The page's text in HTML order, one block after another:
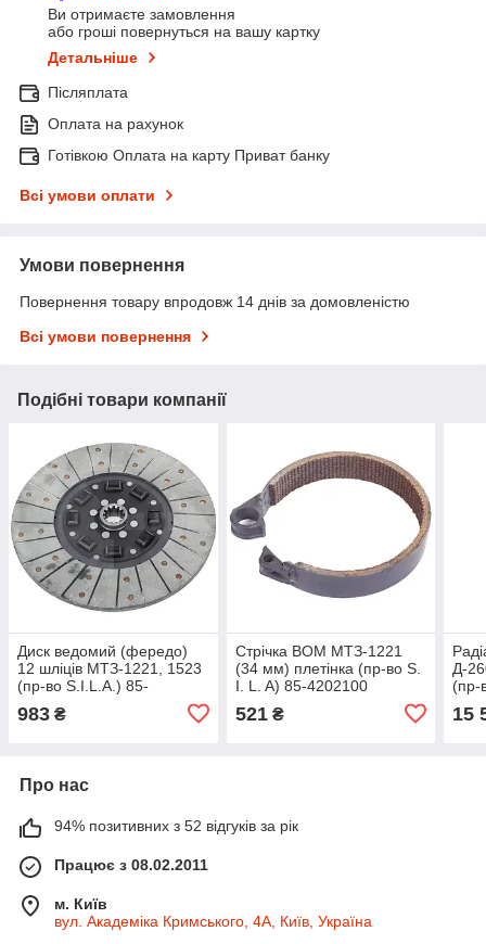
Ви отримаєте замовлення
або гроші повернуться на вашу картку
Детальніше
Післяплата
Оплата на рахунок
Готівкою Оплата на карту Приват банку
Всі умови оплати
Умови повернення
Повернення товару впродовж 14 днів за домовленістю
Всі умови повернення
Подібні товари компанії
Диск ведомий (фередо)
12 шліців МТЗ-1221, 1523
(пр-во S.I.L.A.) 85-
983 ₴
Стрічка ВОМ МТЗ-1221
(34 мм) плетінка (пр-во S.
I. L. A) 85-4202100
521₴
Д-
(пр-
15
Про нас
94% позитивних з 52 відгуків за рік
Працює з 08.02.2011
м. Київ
вул. Академіка Кримського, 4А, Київ, Україна